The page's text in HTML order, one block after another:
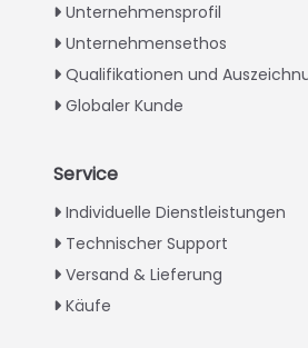
Unternehmensprofil
Unternehmensethos
Qualifikationen und
Globaler Kunde
Service
Individuelle Dienstleistungen
Technischer Support
Versand & Lieferung
Käufe
Urdu
Greek
Italian